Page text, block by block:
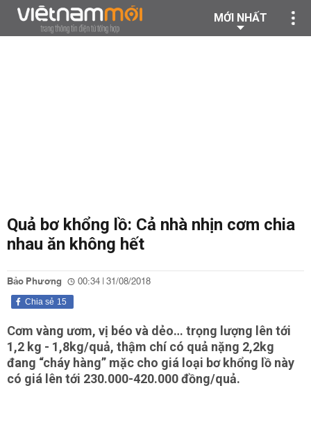
MỚI NHẤT
Quả bơ khổng lồ: Cả nhà nhịn cơm chia
nhau ăn không hết
Bảo Phương 00:34 | 31/08/2018
15
Chia sẻ
Cơm vàng ươm, vị béo và dẻo… trọng lượng lên tới
1,2 kg - 1,8kg/quả, thậm chí có quả nặng 2,2kg
đang “cháy hàng” mặc cho giá loại bơ khổng lồ này
có giá lên tới 230.000-420.000 đồng/quả.